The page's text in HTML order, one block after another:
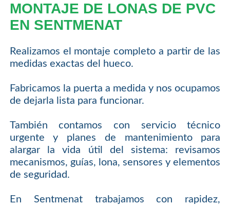
MONTAJE DE LONAS DE PVC
EN SENTMENAT
Realizamos el montaje completo a partir de las
medidas exactas del hueco.
Fabricamos la puerta a medida y nos ocupamos
de dejarla lista para funcionar.
También contamos con servicio técnico
urgente y planes de mantenimiento para
alargar la vida útil del sistema: revisamos
mecanismos, guías, lona, sensores y elementos
de seguridad.
En Sentmenat trabajamos con rapidez,